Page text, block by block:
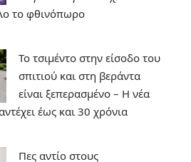
το φθινόπωρο
Το τσιμέντο στην είσοδο του
σπιτιού και στη βεράντα
είναι ξεπερασμένο – Η νέα
έως και 30 χρόνια
Πες αντίο στους